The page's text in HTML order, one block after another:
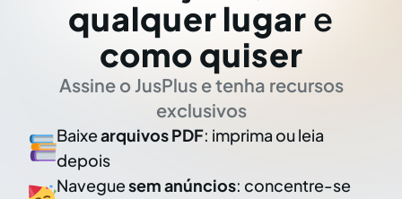
qualquer lugar e
como quiser
Assine o JusPlus e tenha recursos
exclusivos
Baixearquivos PDF: imprima ou leia
depois
Naveguesem anúncios: concentre-se